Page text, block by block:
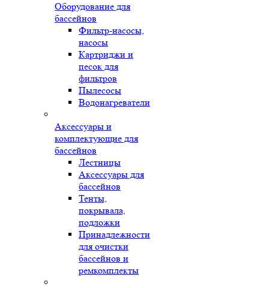
Оборудование для
бассейнов
Фильтр-насосы,
насосы
Картриджи и
песок для
фильтров
Пылесосы
Водонагреватели
Аксессуары и
комплектующие для
бассейнов
Лестницы
Аксессуары для
бассейнов
Тенты,
покрывала,
подложки
Принадлежности
для очистки
бассейнов и
ремкомплекты